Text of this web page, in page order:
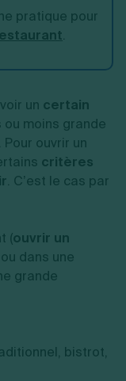
pratique pour
.
un certain
ou moins grande
ouvrir un
critères
. C’est le cas par
(ouvrir un
ou dans une
grande
bistrot,